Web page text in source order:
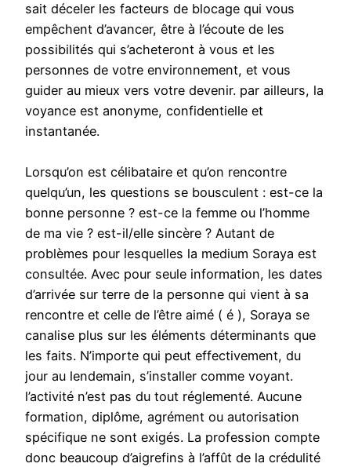
sait déceler les facteurs de blocage qui vous
empêchent d’avancer, être à l’écoute de les
possibilités qui s’acheteront à vous et les
personnes de votre environnement, et vous
guider au mieux vers votre devenir. par ailleurs, la
voyance est anonyme, confidentielle et
instantanée.
Lorsqu’on est célibataire et qu’on rencontre
quelqu’un, les questions se bousculent : est-ce la
bonne personne ? est-ce la femme ou l’homme
de ma vie ? est-il/elle sincère ? Autant de
problèmes pour lesquelles la medium Soraya est
consultée. Avec pour seule information, les dates
d’arrivée sur terre de la personne qui vient à sa
rencontre et celle de l’être aimé ( é ), Soraya se
canalise plus sur les éléments déterminants que
les faits. N’importe qui peut effectivement, du
jour au lendemain, s’installer comme voyant.
l’activité n’est pas du tout réglementé. Aucune
formation, diplôme, agrément ou autorisation
spécifique ne sont exigés. La profession compte
donc beaucoup d’aigrefins à l’affût de la crédulité